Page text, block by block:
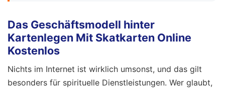
Das Geschäftsmodell hinter
Kartenlegen Mit Skatkarten Online
Kostenlos
Nichts im Internet ist wirklich umsonst, und das gilt
besonders für spirituelle Dienstleistungen. Wer glaubt,